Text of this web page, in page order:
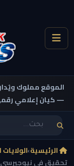
الموقع مملوك
— كيان إعلامي
الرئيسية›
تحقيق في